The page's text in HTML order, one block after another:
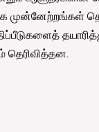
முன்னேற்றங்கள்
தெரிவித்தன.